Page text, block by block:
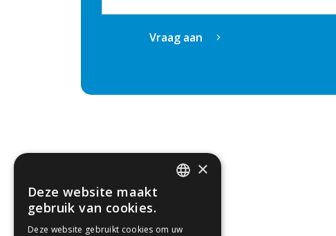
Bedrijfsnaam
Vraag aan
ENGLISH
×
Deze website maakt
gebruik van cookies.
Deze website gebruikt cookies om uw